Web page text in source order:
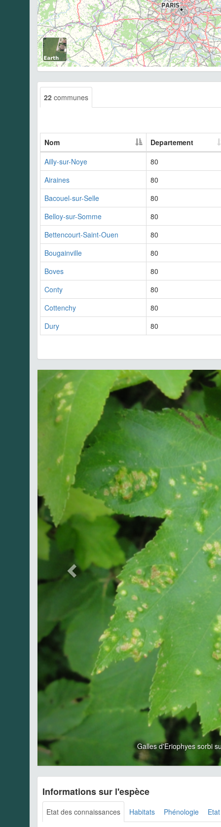
22 communes
Nom
Departement
Ailly-sur-Noye
80
Airaines
80
Bacouel-sur-Selle
80
Belloy-sur-Somme
80
Bettencourt-Saint-Ouen
80
Bougainville
80
Boves
80
Conty
80
Cottenchy
80
Dury
80
Galles d'Eriophyes sorbi
Informations sur l'espèce
Etat des connaissances Habitats Phénologie